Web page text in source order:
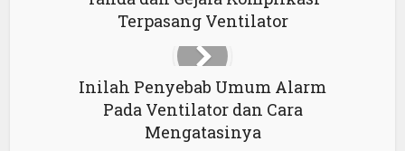
Terpasang Ventilator
Inilah Penyebab Umum Alarm
Pada Ventilator dan Cara
Mengatasinya